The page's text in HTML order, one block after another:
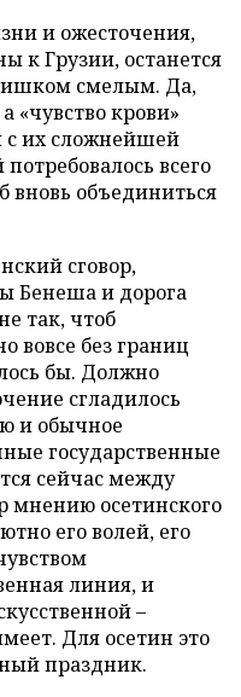
и ожесточения,
к Грузии, останется
смелым. Да,
«чувство крови»
с их сложнейшей
всего
вновь объединиться
сговор,
Бенеша и дорога
так, чтоб
вовсе без границ
бы. Должно
сгладилось
и обычное
государственные
сейчас между
мнению осетинского
его волей, его
линия, и
–
Для осетин это
праздник.